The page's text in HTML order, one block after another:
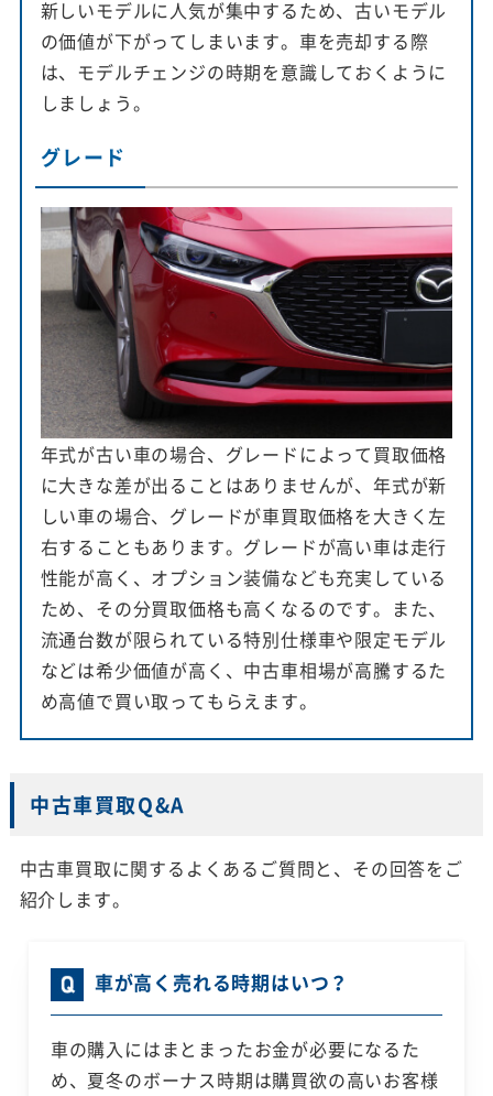
新しいモデルに人気が集中するため、古いモデル
の価値が下がってしまいます。車を売却する際
は、モデルチェンジの時期を意識しておくように
しましょう。
グレード
年式が古い車の場合、グレードによって買取価格
に大きな差が出ることはありませんが、年式が新
しい車の場合、グレードが車買取価格を大きく左
右することもあります。グレードが高い車は走行
性能が高く、オプション装備なども充実している
ため、その分買取価格も高くなるのです。また、
流通台数が限られている特別仕様車や限定モデル
などは希少価値が高く、中古車相場が高騰するた
め高値で買い取ってもらえます。
中古車買取Q&A
中古車買取に関するよくあるご質問と、その回答をご
紹介します。
車が高く売れる時期はいつ？
車の購入にはまとまったお金が必要になるた
め、夏冬のボーナス時期は購買欲の高いお客様